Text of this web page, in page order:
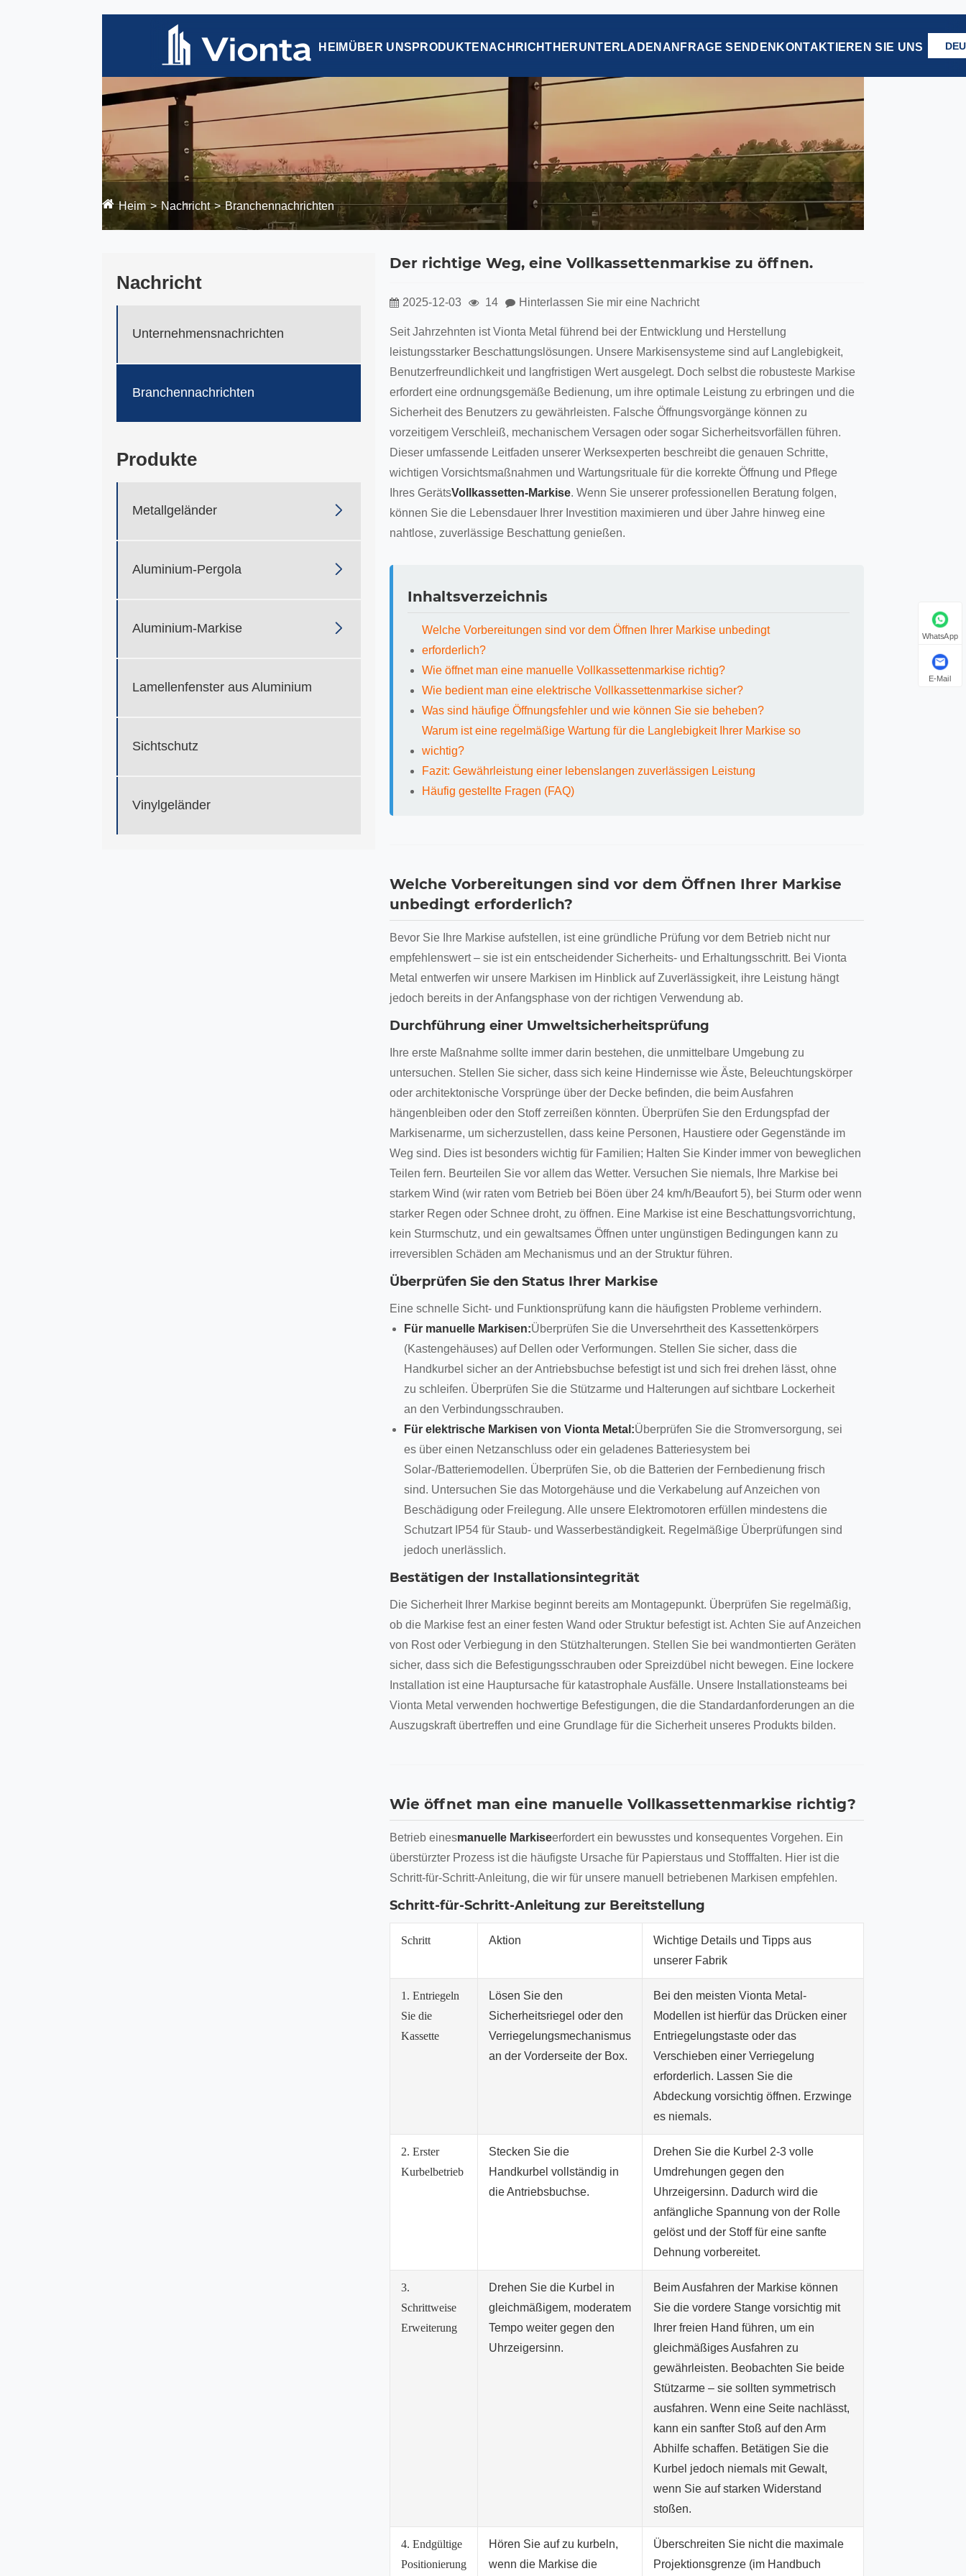
HEIM ÜBER UNS PRODUKTE NACHRICHT HERUNTERLADEN ANFRAGE SENDEN KONTAKTIEREN SIE UNS
Heim Nachricht Branchennachrichten
Nachricht
Unternehmensnachrichten
Branchennachrichten
Produkte
Metallgeländer 
Aluminium-Pergola 
Aluminium-Markise 
Lamellenfenster aus Aluminium
Sichtschutz
Vinylgeländer
Der richtige Weg, eine Vollkassettenmarkise zu öffnen.
2025-12-03 14 Hinterlassen Sie mir eine Nachricht
Seit Jahrzehnten ist Vionta Metal führend bei der Entwicklung und Herstellung
leistungsstarker Beschattungslösungen. Unsere Markisensysteme sind auf Langlebigkeit,
Benutzerfreundlichkeit und langfristigen Wert ausgelegt. Doch selbst die robusteste Markise
erfordert eine ordnungsgemäße Bedienung, um ihre optimale Leistung zu erbringen und die
Sicherheit des Benutzers zu gewährleisten. Falsche Öffnungsvorgänge können zu
vorzeitigem Verschleiß, mechanischem Versagen oder sogar Sicherheitsvorfällen führen.
Dieser umfassende Leitfaden unserer Werksexperten beschreibt die genauen Schritte,
wichtigen Vorsichtsmaßnahmen und Wartungsrituale für die korrekte Öffnung und Pflege
Ihres GerätsVollkassetten-Markise. Wenn Sie unserer professionellen Beratung folgen,
können Sie die Lebensdauer Ihrer Investition maximieren und über Jahre hinweg eine
nahtlose, zuverlässige Beschattung genießen.
Inhaltsverzeichnis
Welche Vorbereitungen sind vor dem Öffnen Ihrer Markise unbedingt
erforderlich?
Wie öffnet man eine manuelle Vollkassettenmarkise richtig?
Wie bedient man eine elektrische Vollkassettenmarkise sicher?
Was sind häufige Öffnungsfehler und wie können Sie sie beheben?
Warum ist eine regelmäßige Wartung für die Langlebigkeit Ihrer Markise so
wichtig?
Fazit: Gewährleistung einer lebenslangen zuverlässigen Leistung
Häufig gestellte Fragen (FAQ)
Welche Vorbereitungen sind vor dem Öffnen Ihrer Markise
unbedingt erforderlich?
Bevor Sie Ihre Markise aufstellen, ist eine gründliche Prüfung vor dem Betrieb nicht nur
empfehlenswert – sie ist ein entscheidender Sicherheits- und Erhaltungsschritt. Bei Vionta
Metal entwerfen wir unsere Markisen im Hinblick auf Zuverlässigkeit, ihre Leistung hängt
jedoch bereits in der Anfangsphase von der richtigen Verwendung ab.
Durchführung einer Umweltsicherheitsprüfung
Ihre erste Maßnahme sollte immer darin bestehen, die unmittelbare Umgebung zu
untersuchen. Stellen Sie sicher, dass sich keine Hindernisse wie Äste, Beleuchtungskörper
oder architektonische Vorsprünge über der Decke befinden, die beim Ausfahren
hängenbleiben oder den Stoff zerreißen könnten. Überprüfen Sie den Erdungspfad der
Markisenarme, um sicherzustellen, dass keine Personen, Haustiere oder Gegenstände im
Weg sind. Dies ist besonders wichtig für Familien; Halten Sie Kinder immer von beweglichen
Teilen fern. Beurteilen Sie vor allem das Wetter. Versuchen Sie niemals, Ihre Markise bei
starkem Wind (wir raten vom Betrieb bei Böen über 24 km/h/Beaufort 5), bei Sturm oder wenn
starker Regen oder Schnee droht, zu öffnen. Eine Markise ist eine Beschattungsvorrichtung,
kein Sturmschutz, und ein gewaltsames Öffnen unter ungünstigen Bedingungen kann zu
irreversiblen Schäden am Mechanismus und an der Struktur führen.
Überprüfen Sie den Status Ihrer Markise
Eine schnelle Sicht- und Funktionsprüfung kann die häufigsten Probleme verhindern.
Für manuelle Markisen:Überprüfen Sie die Unversehrtheit des Kassettenkörpers
(Kastengehäuses) auf Dellen oder Verformungen. Stellen Sie sicher, dass die
Handkurbel sicher an der Antriebsbuchse befestigt ist und sich frei drehen lässt, ohne
zu schleifen. Überprüfen Sie die Stützarme und Halterungen auf sichtbare Lockerheit
an den Verbindungsschrauben.
Für elektrische Markisen von Vionta Metal:Überprüfen Sie die Stromversorgung, sei
es über einen Netzanschluss oder ein geladenes Batteriesystem bei
Solar-/Batteriemodellen. Überprüfen Sie, ob die Batterien der Fernbedienung frisch
sind. Untersuchen Sie das Motorgehäuse und die Verkabelung auf Anzeichen von
Beschädigung oder Freilegung. Alle unsere Elektromotoren erfüllen mindestens die
Schutzart IP54 für Staub- und Wasserbeständigkeit. Regelmäßige Überprüfungen sind
jedoch unerlässlich.
Bestätigen der Installationsintegrität
Die Sicherheit Ihrer Markise beginnt bereits am Montagepunkt. Überprüfen Sie regelmäßig,
ob die Markise fest an einer festen Wand oder Struktur befestigt ist. Achten Sie auf Anzeichen
von Rost oder Verbiegung in den Stützhalterungen. Stellen Sie bei wandmontierten Geräten
sicher, dass sich die Befestigungsschrauben oder Spreizdübel nicht bewegen. Eine lockere
Installation ist eine Hauptursache für katastrophale Ausfälle. Unsere Installationsteams bei
Vionta Metal verwenden hochwertige Befestigungen, die die Standardanforderungen an die
Auszugskraft übertreffen und eine Grundlage für die Sicherheit unseres Produkts bilden.
Wie öffnet man eine manuelle Vollkassettenmarkise richtig?
Betrieb einesmanuelle Markiseerfordert ein bewusstes und konsequentes Vorgehen. Ein
überstürzter Prozess ist die häufigste Ursache für Papierstaus und Stofffalten. Hier ist die
Schritt-für-Schritt-Anleitung, die wir für unsere manuell betriebenen Markisen empfehlen.
Schritt-für-Schritt-Anleitung zur Bereitstellung
Schritt Aktion
Wichtige Details und Tipps aus
unserer Fabrik
1. Entriegeln
Sie die
Kassette
Lösen Sie den
Sicherheitsriegel oder den
Verriegelungsmechanismus
an der Vorderseite der Box.
Bei den meisten Vionta Metal-
Modellen ist hierfür das Drücken einer
Entriegelungstaste oder das
Verschieben einer Verriegelung
erforderlich. Lassen Sie die
Abdeckung vorsichtig öffnen. Erzwinge
es niemals.
2. Erster
Kurbelbetrieb
Stecken Sie die
Handkurbel vollständig in
die Antriebsbuchse.
Drehen Sie die Kurbel 2-3 volle
Umdrehungen gegen den
Uhrzeigersinn. Dadurch wird die
anfängliche Spannung von der Rolle
gelöst und der Stoff für eine sanfte
Dehnung vorbereitet.
3.
Schrittweise
Erweiterung
Drehen Sie die Kurbel in
gleichmäßigem, moderatem
Tempo weiter gegen den
Uhrzeigersinn.
Beim Ausfahren der Markise können
Sie die vordere Stange vorsichtig mit
Ihrer freien Hand führen, um ein
gleichmäßiges Ausfahren zu
gewährleisten. Beobachten Sie beide
Stützarme – sie sollten symmetrisch
ausfahren. Wenn eine Seite nachlässt,
kann ein sanfter Stoß auf den Arm
Abhilfe schaffen. Betätigen Sie die
Kurbel jedoch niemals mit Gewalt,
wenn Sie auf starken Widerstand
stoßen.
4. Endgültige
Positionierung
Hören Sie auf zu kurbeln,
wenn die Markise die
Überschreiten Sie nicht die maximale
Projektionsgrenze (im Handbuch
WhatsApp
E-Mail